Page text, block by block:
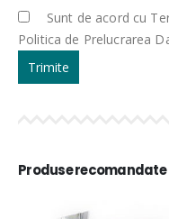
Sunt de acord cu
Politica de Prelucrarea
Produse recomandate